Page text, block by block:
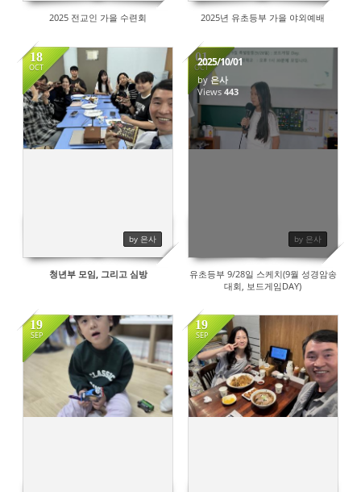
2025 전교인 가을 수련회 2025년 유초등부 가을 야외예배
18
OCT
by 은사
387
청년부 모임, 그리고 심방
01
OCT
by 은사
2025/10/01
by 은사
Views443
유초등부 9/28일 스케치(9월 성경암송
대회, 보드게임DAY)
19
SEP
505
19
SEP
461